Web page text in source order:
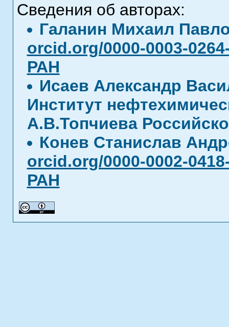
Сведения об авторах:
Галанин Михаил
orcid.org/0000-0003-
РАН
Исаев Александр
Институт
А.В.Топчиева
Конев Станислав
orcid.org/0000-0002-
РАН